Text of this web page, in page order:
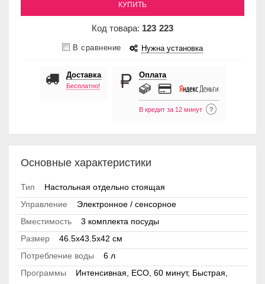
КУПИТЬ
Код товара: 123 223
В сравнение Нужна установка
Доставка
Бесплатно!
Оплата
В кредит за 12 минут ?
Основные характеристики
Тип
Настольная отдельно стоящая
Управление
Электронное / сенсорное
Вместимость
3 комплекта посуды
Размер
46.5х43.5х42 см
Потребление воды
6 л
Программы
Интенсивная, ECO, 60 минут, Быстрая,